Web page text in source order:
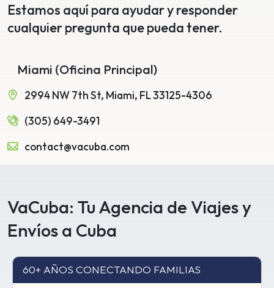
Estamos aquí para ayudar y responder
cualquier pregunta que pueda tener.
Miami (Oficina Principal)
2994 NW 7th St, Miami, FL 33125-4306
(305) 649-3491
contact@vacuba.com
VaCuba: Tu Agencia de Viajes y
Envíos a Cuba
60+ AÑOS CONECTANDO FAMILIAS